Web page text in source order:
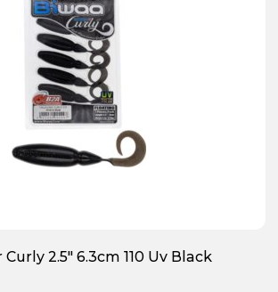
2.5" 6.3cm 110 Uv Black